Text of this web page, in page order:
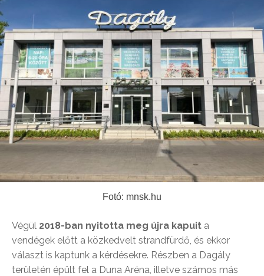
Fotó: mnsk.hu
Végül 2018-ban nyitotta meg újra kapuit a
vendégek előtt a közkedvelt strandfürdő, és ekkor
választ is kaptunk a kérdésekre. Részben a Dagály
területén épült fel a Duna Aréna, illetve számos más